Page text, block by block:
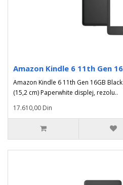
Amazon Kindle 6 11th Gen
Amazon Kindle 6 11th Gen 16GB
(15,2 cm) Paperwhite displej, rezolu..
17.610,00 Din